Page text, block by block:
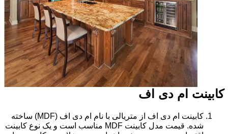
کابینت ام دی اف
کابینت ام دی اف از متریالی با نام ام دی اف (MDF) ساخته
شده. قیمت مدل کابینت MDF مناسب است و یک نوع کابینت